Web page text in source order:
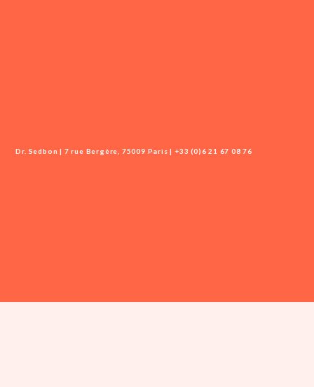
Dr. Sedbon | 7 rue Bergère, 75009 Paris | +33 (0)6 21 67 08 76